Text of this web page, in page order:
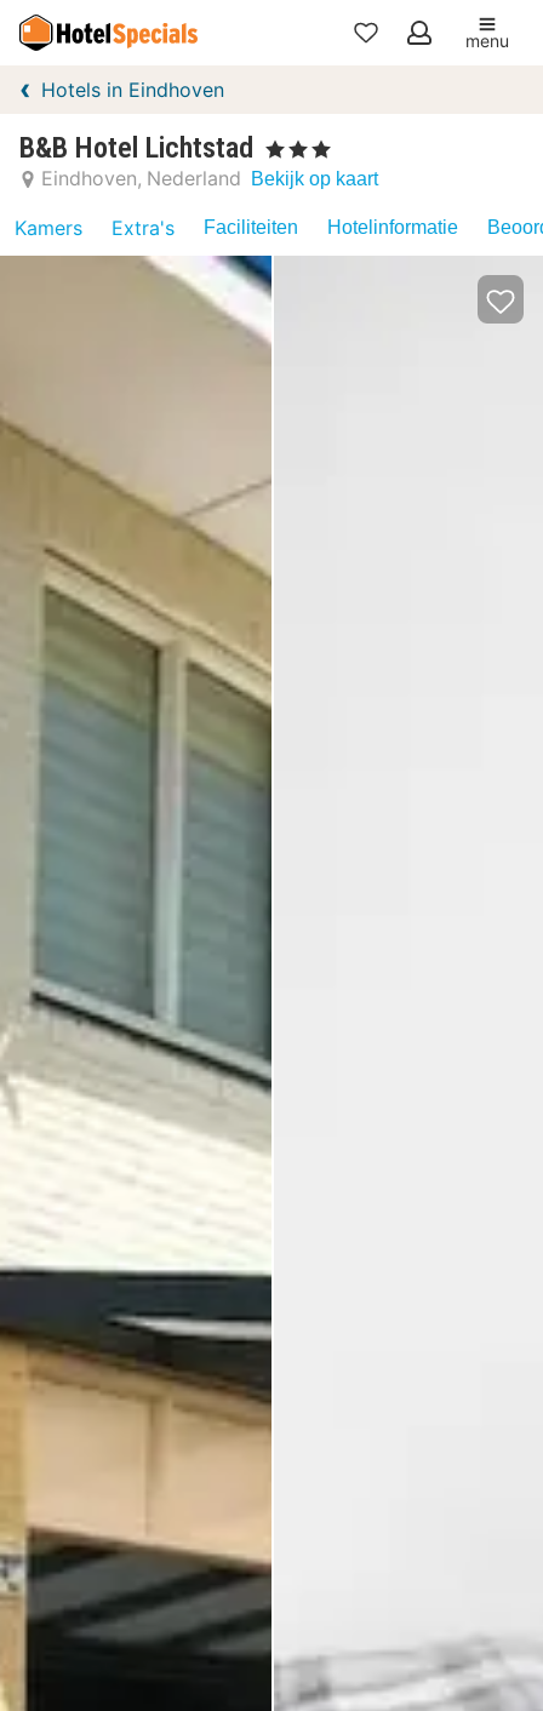
Mijn
menu
Hotels in Eindhoven
B&B Hotel Lichtstad , 3 Sterren
Eindhoven Nederland Bekijk op kaart
Kamers Extra's Faciliteiten Hotelinformatie